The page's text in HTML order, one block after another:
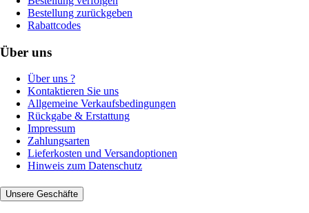
Bestellung zurückgeben
Rabattcodes
Über uns
Über uns ?
Kontaktieren Sie uns
Allgemeine Verkaufsbedingungen
Rückgabe & Erstattung
Impressum
Zahlungsarten
Lieferkosten und Versandoptionen
Hinweis zum Datenschutz
Unsere Geschäfte